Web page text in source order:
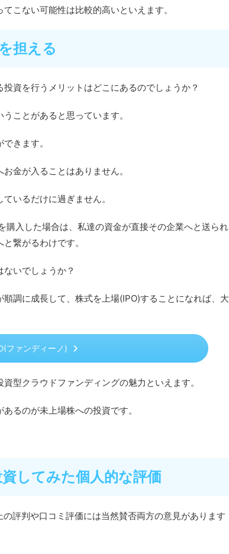
こない可能性は比較的高いといえます。
担える
資を行うメリットはどこにあるのでしょうか？
ことがあると思っています。
きます。
金が入ることはありません。
いるだけに過ぎません。
購入した場合は、私達の資金が直接その企業へと送られ
繋がるわけです。
いでしょうか？
調に成長して、株式を上場(IPO)することになれば、大
ファンディーノ)
型クラウドファンディングの魅力といえます。
るのが未上場株への投資です。
してみた個人的な評価
評判や口コミ評価には当然賛否両方の意見があります